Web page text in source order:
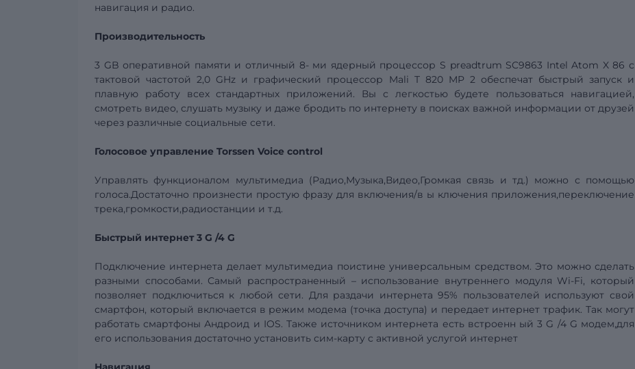
навигация и радио.
Производительность
3 GB оперативной памяти и отличный 8- ми ядерный процессор S preadtrum SC9863 Intel Atom X 86 с
тактовой частотой2,0 GHz и графический процессор Mali T 820 MP 2 обеспечат быстрый запуск и
плавную работу всех стандартных приложений. Вы с легкостью будете пользоваться навигацией,
смотреть видео, слушать музыку и даже бродить по интернету в поисках важной информации от друзей
через различные социальные сети.
Голосовое управление Torssen Voice control
Управлять функционалом мультимедиа (Радио,Музыка,Видео,Громкая связь и тд.)
можно с помощью
голоса.Достаточно произнести простую фразу для включения/в ы ключения приложения,переключение
трека,громкости,радиостанции и т.д.
Быстрый интернет 3 G /4 G
Подключение интернета делает мультимедиа поистине универсальным средством. Это можно сделать
разными способами. Самый распространенный – использование внутреннего модуля Wi-Fi, который
позволяет подключиться к любой сети. Для раздачи интернета 95% пользователей используют свой
смартфон, который включается в режим модема (точка доступа) и передает интернет трафик. Так могут
работать смартфоны Андроид и IOS. Также источником интернета есть встроенн ый 3 G /4 G модем,для
его использования достаточно установить сим-карту с активной услугой интернет